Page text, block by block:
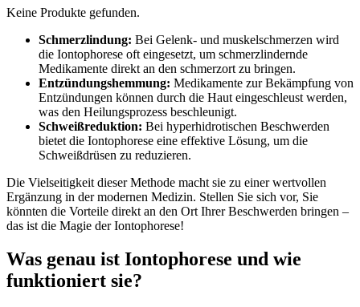
Keine Produkte gefunden.
Schmerzlindung: Bei Gelenk- und muskelschmerzen wird
die Iontophorese ⁤oft​ eingesetzt, um‌ schmerzlindernde
Medikamente⁢ direkt an den‍ schmerzort zu​ bringen.
Entzündungshemmung: ⁤Medikamente zur​ Bekämpfung von
Entzündungen können durch die Haut ⁢eingeschleust werden,
was den Heilungsprozess beschleunigt.
Schweißreduktion: Bei⁣ hyperhidrotischen Beschwerden
bietet ⁣die ‍Iontophorese eine⁤ effektive​ Lösung, um die
Schweißdrüsen⁣ zu reduzieren.
Die Vielseitigkeit dieser Methode macht⁣ sie zu ⁣einer wertvollen
‌Ergänzung​ in​ der modernen Medizin. Stellen Sie sich vor, Sie
könnten die Vorteile direkt an den Ort Ihrer Beschwerden bringen –
das ist die Magie der⁢ Iontophorese!
Was genau ist Iontophorese und wie
⁣funktioniert sie?